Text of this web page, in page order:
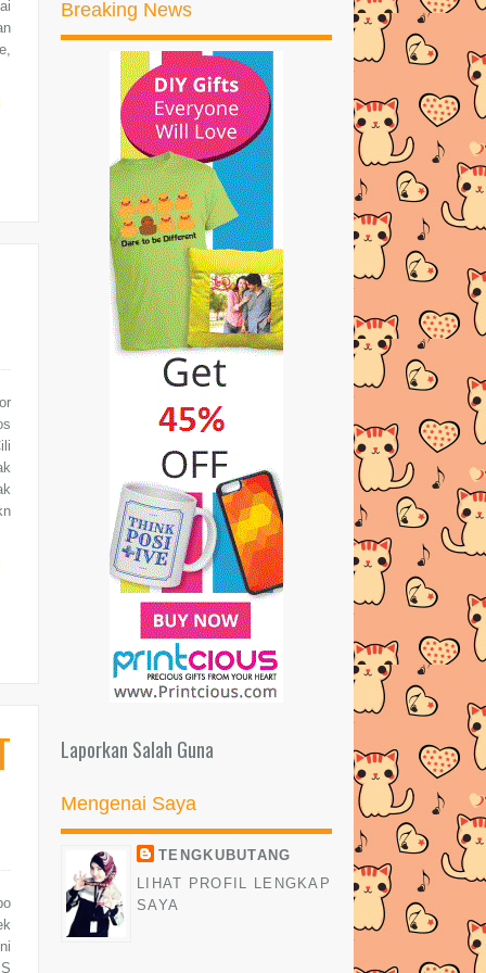
(245)
(269)
(327)
(522)
2013(481)
2012(24)
Breaking News
Laporkan Salah Guna
Mengenai Saya
TENGKUBUTANG
LIHAT PROFIL LENGKAP
SAYA